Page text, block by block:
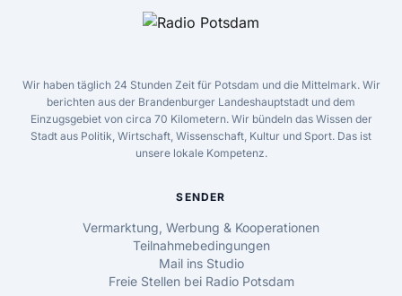
Wir haben täglich 24 Stunden Zeit für Potsdam und die Mittelmark. Wir
berichten aus der Brandenburger Landeshauptstadt und dem
Einzugsgebiet von circa 70 Kilometern. Wir bündeln das Wissen der
Stadt aus Politik, Wirtschaft, Wissenschaft, Kultur und Sport. Das ist
unsere lokale Kompetenz.
SENDER
Vermarktung, Werbung & Kooperationen
Teilnahmebedingungen
Mail ins Studio
Freie Stellen bei Radio Potsdam